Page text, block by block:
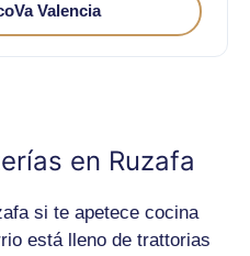
Valencia
en Ruzafa
si te apetece cocina
está lleno de trattorias